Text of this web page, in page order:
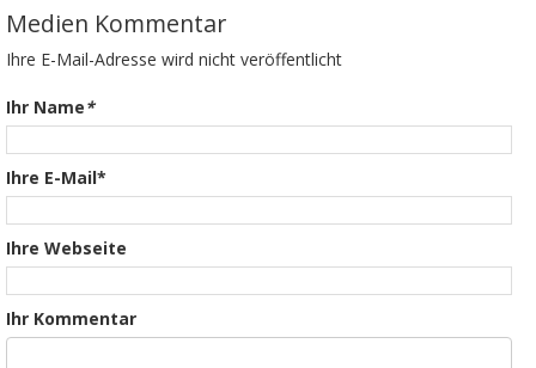
Medien Kommentar
Ihre E-Mail-Adresse wird nicht veröffentlicht
Ihr Name*
Ihre E-Mail*
Ihre Webseite
Ihr Kommentar